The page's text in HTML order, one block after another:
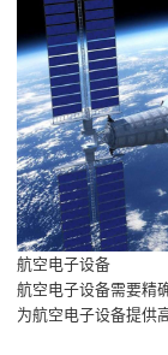
航空电子设备
航空电子设备需要精
为航空电子设备提供